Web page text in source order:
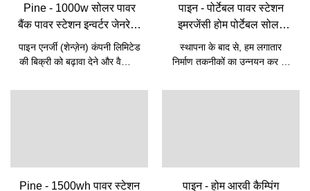
Pine - 1000w सोलर पावर
बैंक पावर स्टेशन इन्वर्टर जेनरेटर
पोर्टेबल पावर स्टेशन आउटडोर
कैम्पिंग Lifepo4 लिथियम बैटरी
पाइन एनर्जी (शेन्ज़ेन) कंपनी लिमिटेड
की बिक्री को बढ़ावा देने और वैश्विक
लिए, हम अपने उत्पादों और सेवाओं
चिरस्थायी उद्देश्य उद्योग में सबसे
पाइन - पोर्टेबल पावर स्टेशन
इमरजेंसी होम पोर्टेबल सोलर
पावर स्टेशन Lifepo4 बैटरी
पोर्टेबल पावर पोर्टेबल पावर
स्थापना के बाद से, हम लगातार
निर्माण तकनीकों का उन्नयन कर रहे
उत्पाद के प्रदर्शन में भी बहुत सुधार
Pine - 1500wh पावर स्टेशन
पाइन - होम आरवी कैम्पिंग